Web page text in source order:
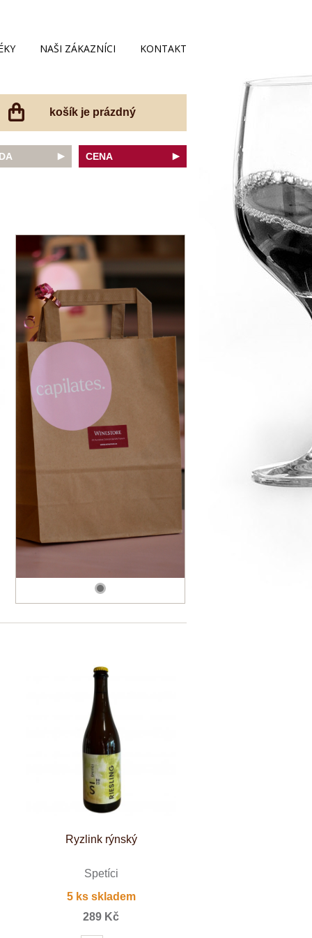
NAŠI ZÁKAZNÍCI KONTAKT
košík je prázdný
moravský
bílé
modré
šedé
rýnský
vlašský
červený
zelené
všechny odrůdy
CENA
do 600 Kč
do 700 Kč
do 800 Kč
do 900 Kč
do 1000 Kč
nad 1000 Kč
Ryzlink rýnský
Špetíci
5 ks skladem
289 Kč